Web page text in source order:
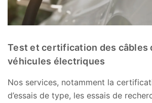
Test et certification des câbles
véhicules électriques
Nos services, notamment la
d’essais de type, les essais de